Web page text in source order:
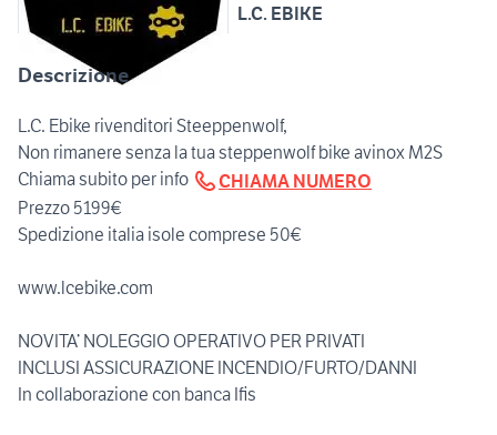
L.C. EBIKE
Descrizione
L.C. Ebike rivenditori Steeppenwolf,
Non rimanere senza la tua steppenwolf bike avinox M2S
Chiama subito per info
CHIAMA NUMERO
Prezzo 5199€
Spedizione italia isole comprese 50€
www.lcebike.com
NOVITA’ NOLEGGIO OPERATIVO PER PRIVATI
INCLUSI ASSICURAZIONE INCENDIO/FURTO/DANNI
In collaborazione con banca Ifis